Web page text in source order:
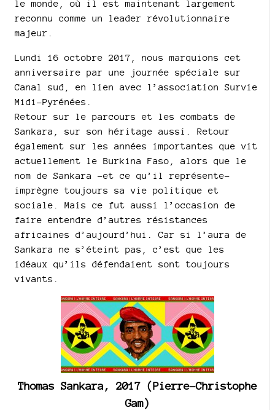
le monde, où il est maintenant largement
reconnu comme un leader révolutionnaire
majeur.
Lundi 16 octobre 2017, nous marquions cet
anniversaire par une journée spéciale sur
Canal sud, en lien avec l’association Survie
Midi-Pyrénées.
Retour sur le parcours et les combats de
Sankara, sur son héritage aussi. Retour
également sur les années importantes que vit
actuellement le Burkina Faso, alors que le
nom de Sankara -et ce qu’il représente-
imprègne toujours sa vie politique et
sociale. Mais ce fut aussi l’occasion de
faire entendre d’autres résistances
africaines d’aujourd’hui. Car si l’aura de
Sankara ne s’éteint pas, c’est que les
idéaux qu’ils défendaient sont toujours
vivants.
Thomas Sankara, 2017 (Pierre-Christophe
Gam)